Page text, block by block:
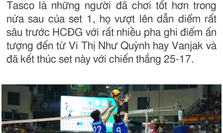
Tasco là những người đã chơi tốt hơn trong
nửa sau của set 1, họ vượt lên dẫn diểm rất
sâu trước HCĐG với rất nhiều pha ghi điểm ấn
tượng đến từ Vi Thị Như Quỳnh hay Vanjak và
đã kết thúc set này với chiến thắng 25-17.